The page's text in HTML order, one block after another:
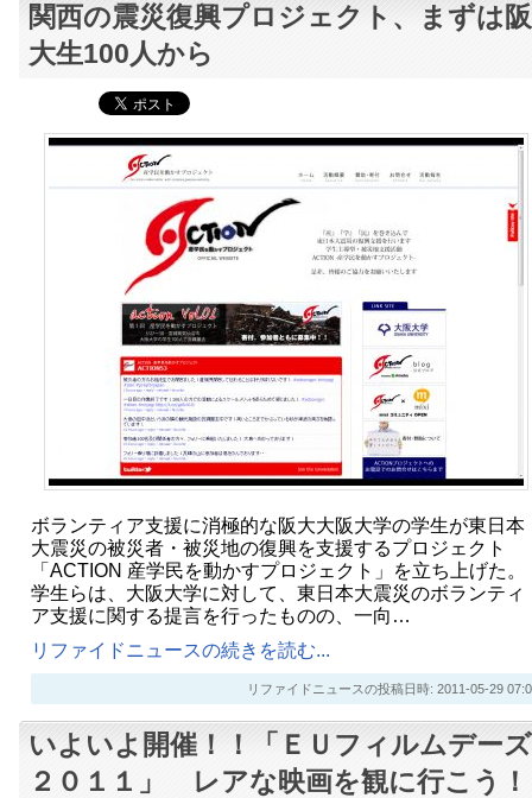
関西の震災復興プロジェクト、まずは阪
大生100人から
ボランティア支援に消極的な阪大大阪大学の学生が東日本
大震災の被災者・被災地の復興を支援するプロジェクト
「ACTION 産学民を動かすプロジェクト」を立ち上げた。
学生らは、大阪大学に対して、東日本大震災のボランティ
ア支援に関する提言を行ったものの、一向…
リファイドニュースの続きを読む...
リファイドニュースの投稿日時: 2011-05-29
いよいよ開催！！「ＥＵフィルムデーズ
２０１１」 レアな映画を観に行こう！